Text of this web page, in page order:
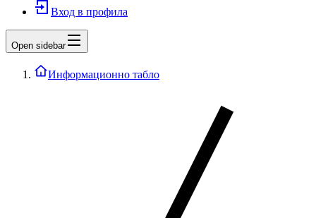
Вход в профила
Open sidebar
Информационно табло